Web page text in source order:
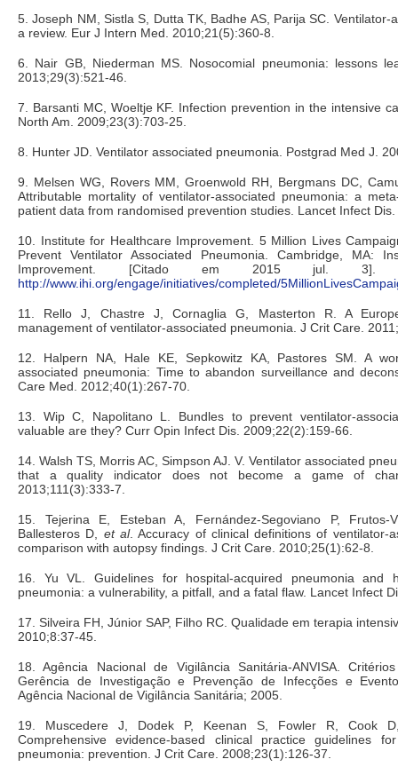
5. Joseph NM, Sistla S, Dutta TK, Badhe AS, Parija SC. Ventilator-
a review. Eur J Intern Med. 2010;21(5):360-8.
6. Nair GB, Niederman MS. Nosocomial pneumonia: lessons
2013;29(3):521-46.
7. Barsanti MC, Woeltje KF. Infection prevention in the intensive
North Am. 2009;23(3):703-25.
8. Hunter JD. Ventilator associated pneumonia. Postgrad Med J.
9. Melsen WG, Rovers MM, Groenwold RH, Bergmans DC,
Attributable mortality of ventilator-associated pneumonia: a
patient data from randomised prevention studies. Lancet Infect
10. Institute for Healthcare Improvement. 5 Million Lives
Prevent Ventilator Associated Pneumonia. Cambridge, MA:
Improvement. [Citado em 2015 jul. 3].
http://www.ihi.org/engage/initiatives/completed/
11. Rello J, Chastre J, Cornaglia G, Masterton R. A
management of ventilator-associated pneumonia. J Crit Care.
12. Halpern NA, Hale KE, Sepkowitz KA, Pastores SM. A
associated pneumonia: Time to abandon surveillance and
Care Med. 2012;40(1):267-70.
13. Wip C, Napolitano L. Bundles to prevent ventilator-
valuable are they? Curr Opin Infect Dis. 2009;22(2):159-66.
14. Walsh TS, Morris AC, Simpson AJ. V. Ventilator associated
that a quality indicator does not become a game of
2013;111(3):333-7.
15. Tejerina E, Esteban A, Fernández-Segoviano P, Frutos-
Ballesteros D, et al. Accuracy of clinical definitions of ventilator-
comparison with autopsy findings. J Crit Care. 2010;25(1):62-8.
16. Yu VL. Guidelines for hospital-acquired pneumonia and
pneumonia: a vulnerability, a pitfall, and a fatal flaw. Lancet Infect
17. Silveira FH, Júnior SAP, Filho RC. Qualidade em terapia
2010;8:37-45.
18. Agência Nacional de Vigilância Sanitária-ANVISA.
Gerência de Investigação e Prevenção de Infecções e
Agência Nacional de Vigilância Sanitária; 2005.
19. Muscedere J, Dodek P, Keenan S, Fowler R, Cook
Comprehensive evidence-based clinical practice guidelines
pneumonia: prevention. J Crit Care. 2008;23(1):126-37.